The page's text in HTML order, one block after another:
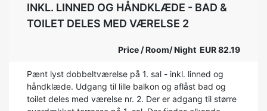
INKL. LINNED OG HÅNDKLÆDE - BAD &
TOILET DELES MED VÆRELSE 2
Price / Room/ Night EUR 82.19
Pænt lyst dobbeltværelse på 1. sal - inkl. linned og
håndklæde. Udgang til lille balkon og aflåst bad og
toilet deles med værelse nr. 2. Der er adgang til større